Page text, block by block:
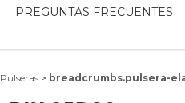
PREGUNTAS FRECUENTES
Pulseras > breadcrumbs.pulsera-